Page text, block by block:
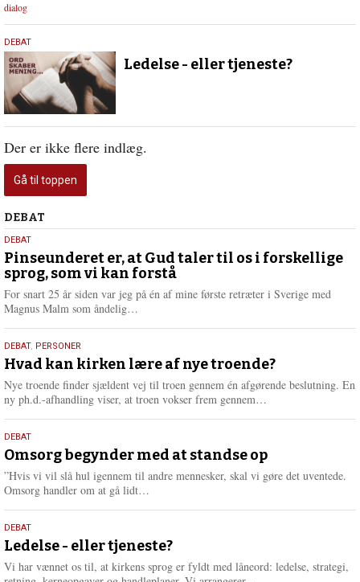
dialog
9.
april
2026
DEBAT
Ledelse - eller tjeneste?
Der er ikke flere indlæg.
Gå til toppen
Debat
DEBAT
5.
august
2026
DEBAT
Pinseunderet er, at Gud taler til os i forskellige
sprog, som vi kan forstå
For snart 25 år siden var jeg på én af mine første retræter i Sverige med
Magnus Malm som åndelig…
e
r
e
25.
juli
2026
DEBAT, PERSONER
Hvad kan kirken lære af nye troende?
Nye troende finder sjældent vej til troen gennem én afgørende beslutning. En
ny ph.d.-afhandling viser, at troen vokser frem gennem…
e
r
e
9.
juli
2026
DEBAT
Omsorg begynder med at standse op
”Hvis vi vil slå hul igennem til andre mennesker, skal vi gøre det uventede.
Omsorg handler om at gå lidt…
e
r
e
10.
juni
2026
DEBAT
Ledelse - eller tjeneste?
Vi har vænnet os til, at kirkens sprog er fyldt med låneord: ledelse, strategi,